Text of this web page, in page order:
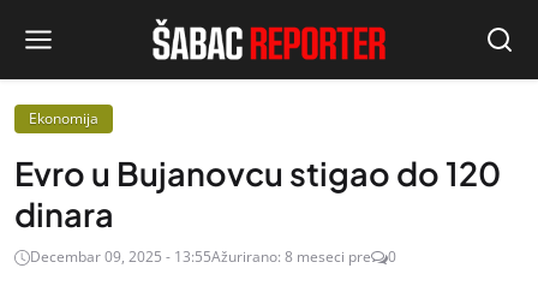
Ekonomija
Evro u Bujanovcu stigao do 120
dinara
Decembar 09, 2025 - 13:55Ažurirano: 8 meseci pre 0